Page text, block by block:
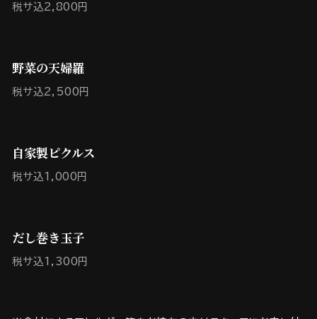
税サ込2,800円
野菜の天婦羅
税サ込2,500円
自家製ピクルス
税サ込1,000円
だし巻き玉子
税サ込1,300円